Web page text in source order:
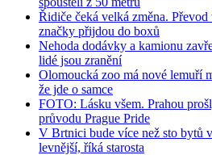
Řidiče čeká velká změna.
značky přijdou do boxů
Nehoda dodávky a kamionu
lidé jsou zranění
Olomoucká zoo má nové lemuří
že jde o samce
FOTO: Lásku všem. Prahou
průvodu Prague Pride
V Brtnici bude více než sto bytů
levnější, říká starosta